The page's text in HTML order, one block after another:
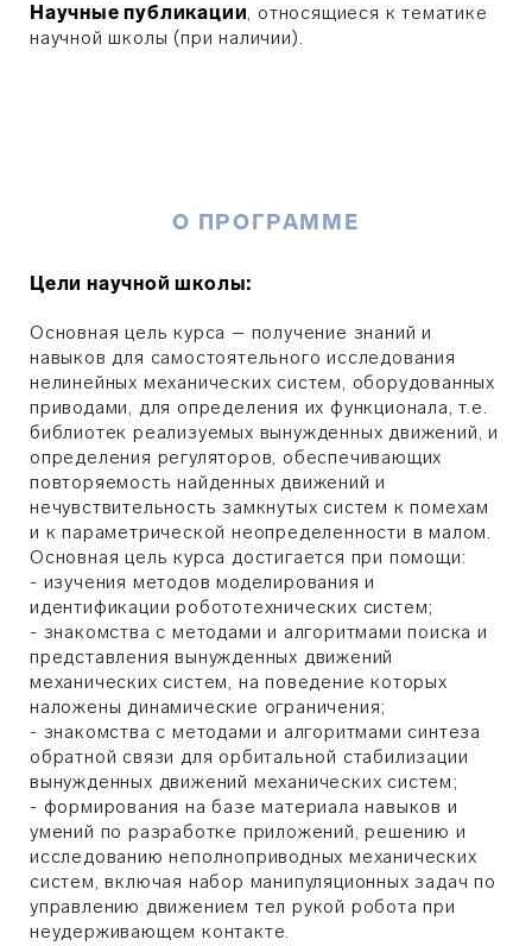
Научные публикации, относящиеся к тематике
научной школы (при наличии).
О ПРОГРАММЕ
Цели научной школы:
Основная цель курса – получение знаний и
навыков для самостоятельного исследования
нелинейных механических систем, оборудованных
приводами, для определения их функционала, т.е.
библиотек реализуемых вынужденных движений, и
определения регуляторов, обеспечивающих
повторяемость найденных движений и
нечувствительность замкнутых систем к помехам
и к параметрической неопределенности в малом.
Основная цель курса достигается при помощи:
- изучения методов моделирования и
идентификации робототехнических систем;
- ​знакомства с методами и алгоритмами поиска и
представления вынужденных движений
механических систем, на поведение которых
наложены динамические ограничения;
- знакомства с методами и алгоритмами синтеза
обратной связи для орбитальной стабилизации
вынужденных движений механических систем;
- формирования на базе материала навыков и
умений по разработке приложений, решению и
исследованию неполноприводных механических
систем, включая набор манипуляционных задач по
управлению движением тел рукой робота при
неудерживающем контакте.